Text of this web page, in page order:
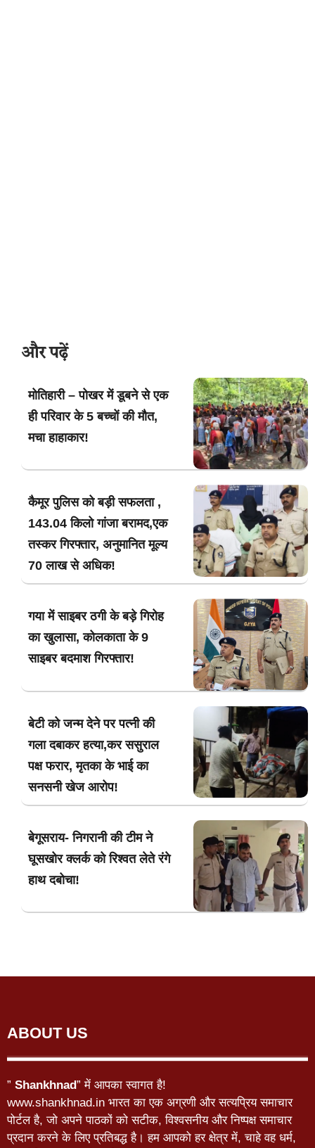
और पढ़ें
मोतिहारी – पोखर में डूबने से एक
ही परिवार के 5 बच्चों की मौत,
मचा हाहाकार!
कैमूर पुलिस को बड़ी सफलता ,
143.04 किलो गांजा बरामद,एक
तस्कर गिरफ्तार, अनुमानित मूल्य
70 लाख से अधिक!
गया में साइबर ठगी के बड़े गिरोह
का खुलासा, कोलकाता के 9
साइबर बदमाश गिरफ्तार!
बेटी को जन्म देने पर पत्नी की
गला दबाकर हत्या,कर ससुराल
पक्ष फरार, मृतका के भाई का
सनसनी खेज आरोप!
बेगूसराय- निगरानी की टीम ने
घूसखोर क्लर्क को रिश्वत लेते रंगे
हाथ दबोचा!
ABOUT US
” Shankhnad” में आपका स्वागत है!
www.shankhnad.in भारत का एक अग्रणी और सत्यप्रिय समाचार
पोर्टल है, जो अपने पाठकों को सटीक, विश्वसनीय और निष्पक्ष समाचार
प्रदान करने के लिए प्रतिबद्ध है। हम आपको हर क्षेत्र में, चाहे वह धर्म,